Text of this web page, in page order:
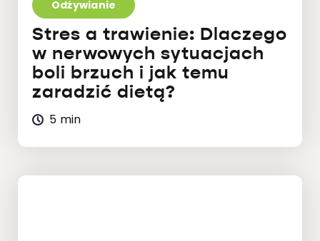
Odżywianie
Stres a trawienie: Dlaczego
w nerwowych sytuacjach
boli brzuch i jak temu
zaradzić dietą?
5 min